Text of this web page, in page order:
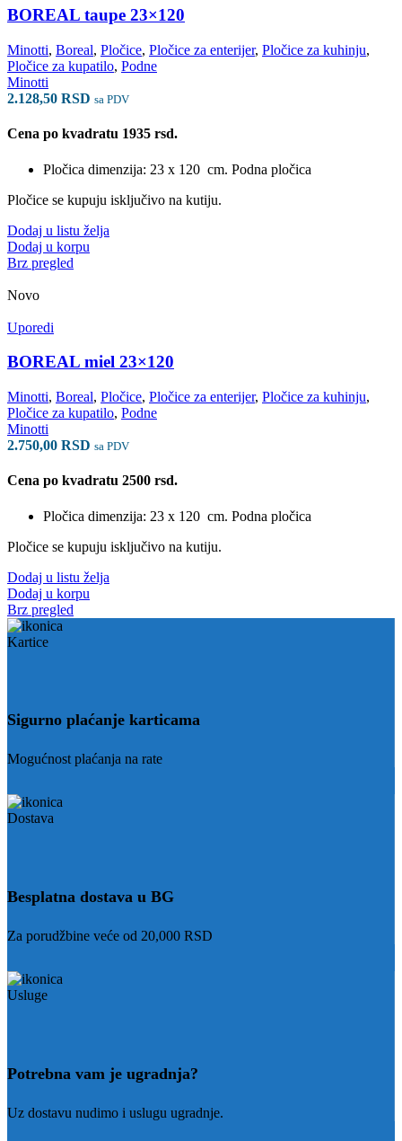
BOREAL taupe 23×120
Minotti, Boreal, Pločice, Pločice za enterijer, Pločice za kuhinju,
Pločice za kupatilo, Podne
Minotti
2.128,50 RSD sa PDV
Cena po kvadratu 1935 rsd.
Pločica dimenzija: 23 x 120 cm. Podna pločica
Pločice se kupuju isključivo na kutiju.
Dodaj u listu želja
Dodaj u korpu
Brz pregled
Novo
Uporedi
BOREAL miel 23×120
Minotti, Boreal, Pločice, Pločice za enterijer, Pločice za kuhinju,
Pločice za kupatilo, Podne
Minotti
2.750,00 RSD sa PDV
Cena po kvadratu 2500 rsd.
Pločica dimenzija: 23 x 120 cm. Podna pločica
Pločice se kupuju isključivo na kutiju.
Dodaj u listu želja
Dodaj u korpu
Brz pregled
Sigurno plaćanje karticama
Mogućnost plaćanja na rate
Besplatna dostava u BG
Za porudžbine veće od 20,000 RSD
Potrebna vam je ugradnja?
Uz dostavu nudimo i uslugu ugradnje.